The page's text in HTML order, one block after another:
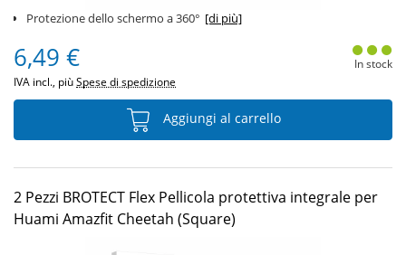
Protezione dello schermo a 360° [di più]
6,49 €
IVA incl., piùSpese di spedizione
In stock
Aggiungi al carrello
2 Pezzi BROTECT Flex Pellicola protettiva integrale per
Huami Amazfit Cheetah (Square)